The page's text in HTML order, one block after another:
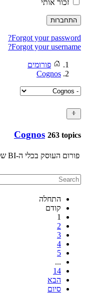
זכור אותי
התחברות
Forgot your password?
Forgot your username?
פורומים
Cognos
Cognos 263 topics
פורום העוסק בכלי ה-BI של חברת Cognos, מרמת ה-System ופיתוח מודלים ועד לרמה של כתיבת והרצת דוחות.
התחלה
קודם
1
2
3
4
5
...
14
הבא
סיום